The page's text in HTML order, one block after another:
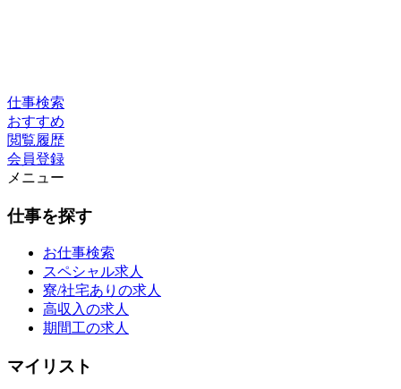
仕事検索
おすすめ
閲覧履歴
会員登録
メニュー
仕事を探す
お仕事検索
スペシャル求人
寮/社宅ありの求人
高収入の求人
期間工の求人
マイリスト